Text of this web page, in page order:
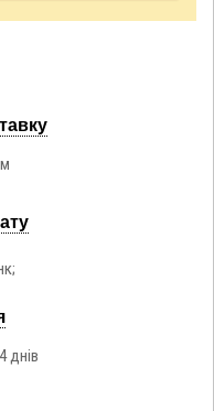
днів